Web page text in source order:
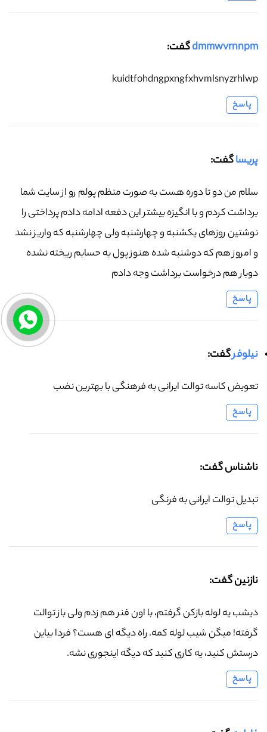
dmmwvrnnpmگفت:
kuidtfohdngpxngfxhvmlsnyzrhlwp
پاسخ
پریساگفت:
سلام من دو تا دوره هست به صورت منظم پولم رو از سایت شما
برداشت کردم و با انگیزه بیشتر این دفعه ادامه دادم پرداختی را
نوشتین روزهای یکشنبه و چهارشنبه ولی چهارشنبه که واریز نشد
و امروز هم که دوشنبه شده هنوز پول به حسابم ریخته نشده
دوبار هم درخواست برداشت وجه دادم
پاسخ
نیلوفرگفت:
تعویض کاسه توالت ایرانی به فرهنگی با بهترین نضب
پاسخ
ناشناس گفت:
تبدیل توالت ایرانی به فرنگی
پاسخ
نازنین گفت:
دیشب یه لوله بازکن گرفتم، با اون فنر هم زدم ولی باز توالت
گرفته! میگن شیب لوله کمه. راه دیگه ای هست؟ فردا بیاین
درستش کنید، یه کاری کنید که دیگه اینجوری نشه.
پاسخ